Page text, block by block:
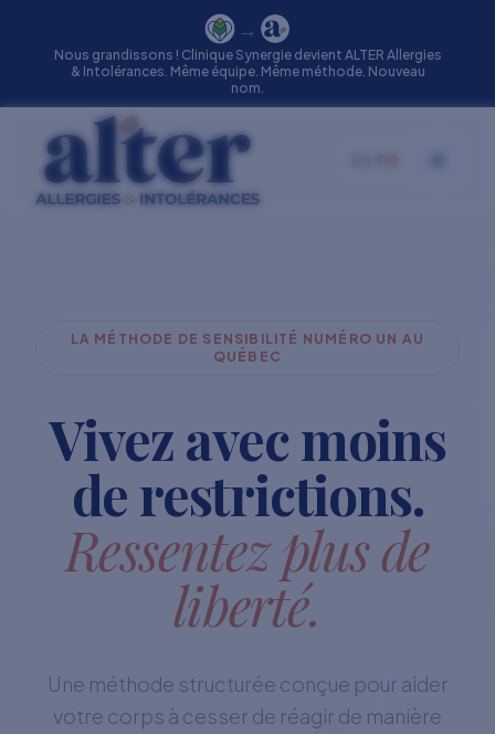
→
Nous grandissons ! Clinique Synergie devient ALTER Allergies
& Intolérances. Même équipe. Même méthode. Nouveau
nom.
LA MÉTHODE DE SENSIBILITÉ NUMÉRO UN AU
QUÉBEC
Vivez avec moins
de restrictions.
Ressentez plus de
liberté.
Une méthode structurée conçue pour aider
votre corps à cesser de réagir de manière